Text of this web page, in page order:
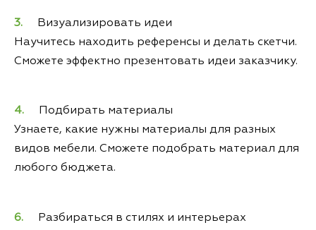
Визуализировать идеи
Научитесь находить референсы и делать скетчи.
Сможете эффектно презентовать идеи заказчику.
Подбирать материалы
Узнаете, какие нужны материалы для разных
видов мебели. Сможете подобрать материал для
любого бюджета.
Разбираться в стилях и интерьерах